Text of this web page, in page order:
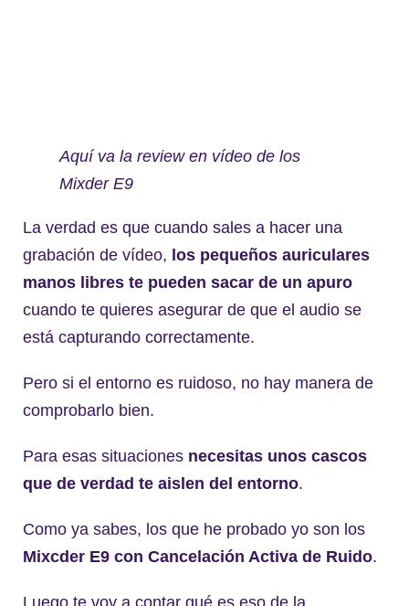
Aquí va la review en vídeo de los
Mixder E9
La verdad es que cuando sales a hacer una
grabación de vídeo, los pequeños auriculares
manos libres te pueden sacar de un apuro
cuando te quieres asegurar de que el audio se
está capturando correctamente.
Pero si el entorno es ruidoso, no hay manera de
comprobarlo bien.
Para esas situaciones necesitas unos cascos
que de verdad te aislen del entorno.
Como ya sabes, los que he probado yo son los
Mixcder E9 con Cancelación Activa de Ruido.